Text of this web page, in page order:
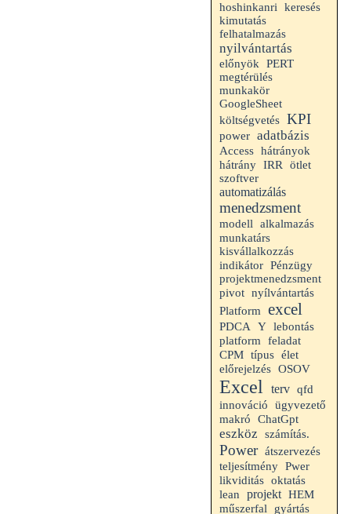
hoshinkanri
keresés
kimutatás
felhatalmazás
nyilvántartás
előnyök
PERT
megtérülés
munkakör
GoogleSheet
költségvetés KPI
power adatbázis
Access hátrányok
hátrány IRR
ötlet
szoftver
automatizálás
menedzsment
modell
alkalmazás
munkatárs
kisvállalkozzás
indikátor Pénzügy
projektmenedzsment
pivot nyílvántartás
Platform excel
PDCA Y lebontás
platform
feladat
CPM típus élet
előrejelzés OSOV
Excel terv qfd
innováció
ügyvezető
makró ChatGpt
eszköz számítás.
Power átszervezés
teljesítmény Pwer
likviditás oktatás
lean
projekt HEM
műszerfal gyártás